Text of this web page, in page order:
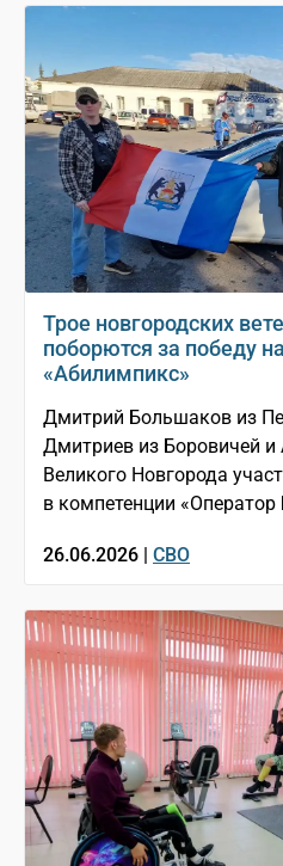
Трое новгородских
поборются за победу
«Абилимпикс»
Дмитрий Большаков из
Дмитриев из Боровичей
Великого Новгорода
в компетенции
26.06.2026 | СВО